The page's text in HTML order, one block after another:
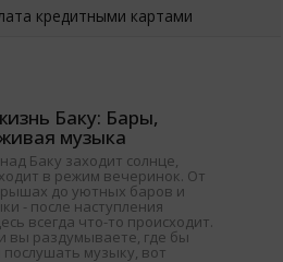
кредитными картами
Баку: Бары,
музыка
Баку заходит солнце,
в режим вечеринок. От
до уютных баров и
- после наступления
всегда что-то происходит.
вы раздумываете, где бы
музыку, вот